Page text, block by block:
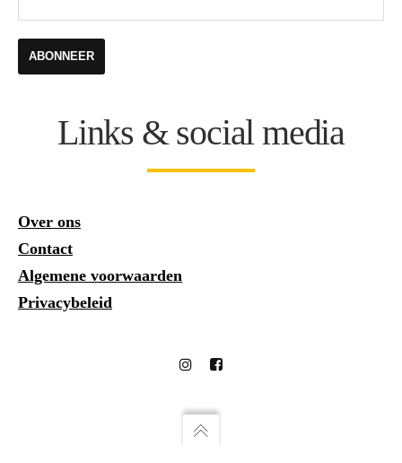
Links & social media
Over ons
Contact
Algemene voorwaarden
Privacybeleid